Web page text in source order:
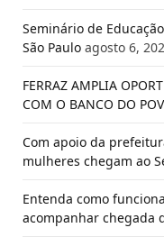
Seminário de
São Paulo agosto 6,
FERRAZ AMPLIA
COM O BANCO DO
Com apoio da
mulheres chegam ao
Entenda como
acompanhar chegada